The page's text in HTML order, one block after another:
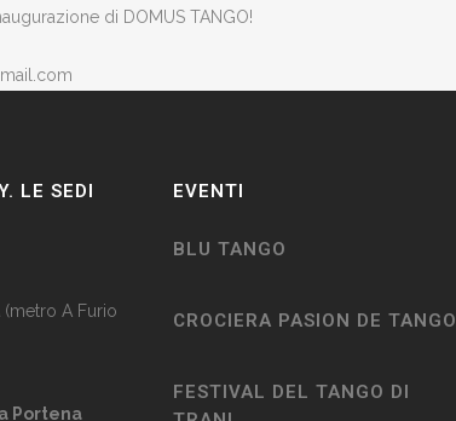
di DOMUS TANGO!
LE SEDI
(metro A Furio
Portena
EVENTI
BLU TANGO
CROCIERA PASION DE TANGO
FESTIVAL DEL TANGO DI